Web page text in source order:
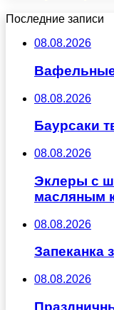
Последние записи
08.08.2026
08.08.2026
Баурсаки
08.08.2026
Эклеры с
масляным
08.08.2026
Запеканка
08.08.2026